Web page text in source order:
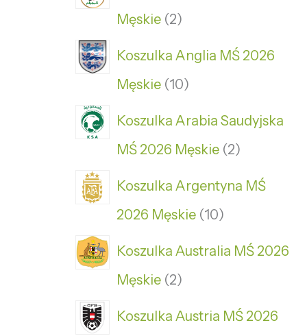
Męskie 2
Koszulka Anglia MŚ 2026
Męskie 10
Koszulka Arabia Saudyjska
MŚ 2026 Męskie 2
Koszulka Argentyna MŚ
2026 Męskie 10
Koszulka Australia MŚ 2026
Męskie 2
Koszulka Austria MŚ 2026